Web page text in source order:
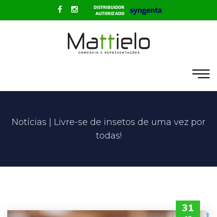
Notícias | Livre-se de insetos de uma vez por
todas!
31